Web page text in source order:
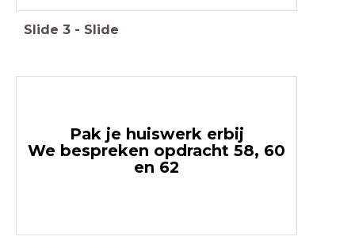
Slide 3 - Slide
Pak je huiswerk erbij
We bespreken opdracht 58, 60
en 62